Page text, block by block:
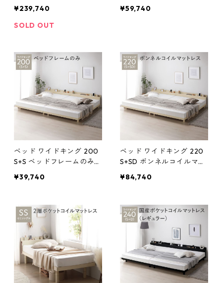
ブラック 連結 宮付 宮棚付
棚付 コンセント付 高さ調
ッド ベッドフレーム ロー
ベッド フロアベッド すの
こ ベット 寝具
¥239,740
SOLD OUT
付 棚付 コンセント付 高さ
ーベッド フロアベッド す
のこ ベット 寝具 ベッドル
¥59,740
ベッド ワイドキング 200
S+S ベッドフレームのみ
付 棚付 コンセント付 高さ
性 頑丈 すのこベッド 連結
ベッド ベッドフレーム ロ
ーベッド フロアベッド す
のこ ベット 寝具 ベッドル
ーム
¥39,740
ベッド ワイドキング 220
S+SD ボンネルコイルマッ
宮付 宮棚付 棚付 コンセン
納可 通気性 頑丈 すのこベ
ッド 連結ベッド ベッドフ
レーム ローベッド フロア
ベッド すのこ ベット 寝具
ベッドルー
¥84,740